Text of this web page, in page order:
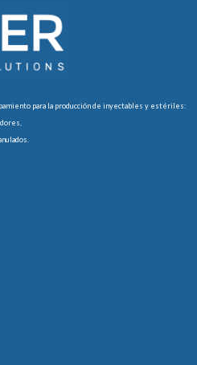
para la producción de inyectables y estériles: